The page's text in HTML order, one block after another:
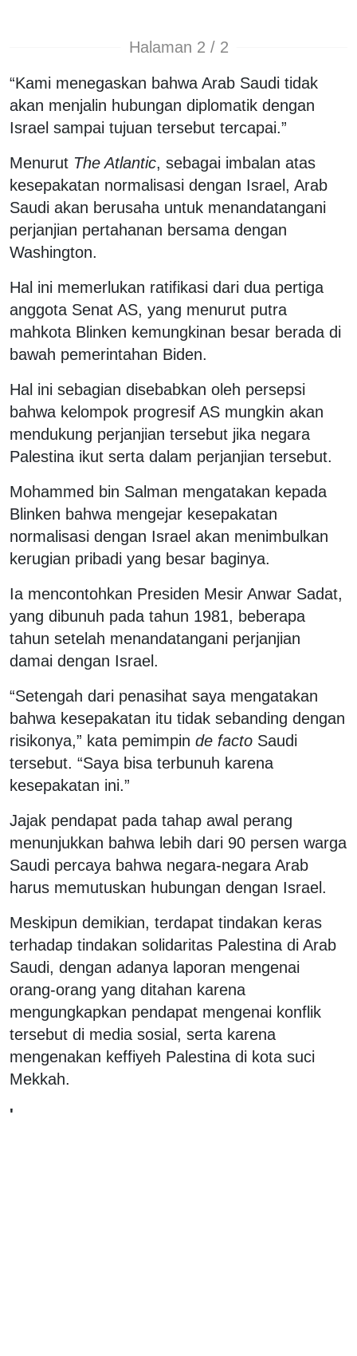
Halaman 2 / 2
“Kami menegaskan bahwa Arab Saudi tidak
akan menjalin hubungan diplomatik dengan
Israel sampai tujuan tersebut tercapai.”
Menurut The Atlantic, sebagai imbalan atas
kesepakatan normalisasi dengan Israel, Arab
Saudi akan berusaha untuk menandatangani
perjanjian pertahanan bersama dengan
Washington.
Hal ini memerlukan ratifikasi dari dua pertiga
anggota Senat AS, yang menurut putra
mahkota Blinken kemungkinan besar berada di
bawah pemerintahan Biden.
Hal ini sebagian disebabkan oleh persepsi
bahwa kelompok progresif AS mungkin akan
mendukung perjanjian tersebut jika negara
Palestina ikut serta dalam perjanjian tersebut.
Mohammed bin Salman mengatakan kepada
Blinken bahwa mengejar kesepakatan
normalisasi dengan Israel akan menimbulkan
kerugian pribadi yang besar baginya.
Ia mencontohkan Presiden Mesir Anwar Sadat,
yang dibunuh pada tahun 1981, beberapa
tahun setelah menandatangani perjanjian
damai dengan Israel.
“Setengah dari penasihat saya mengatakan
bahwa kesepakatan itu tidak sebanding dengan
risikonya,” kata pemimpin de facto Saudi
tersebut. “Saya bisa terbunuh karena
kesepakatan ini.”
Jajak pendapat pada tahap awal perang
menunjukkan bahwa lebih dari 90 persen warga
Saudi percaya bahwa negara-negara Arab
harus memutuskan hubungan dengan Israel.
Meskipun demikian, terdapat tindakan keras
terhadap tindakan solidaritas Palestina di Arab
Saudi, dengan adanya laporan mengenai
orang-orang yang ditahan karena
mengungkapkan pendapat mengenai konflik
tersebut di media sosial, serta karena
mengenakan keffiyeh Palestina di kota suci
Mekkah.
'